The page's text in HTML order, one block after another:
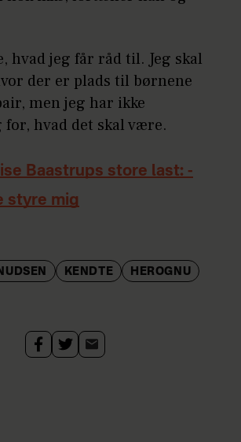
hvad jeg får råd til. Jeg skal
der er plads til børnene
men jeg har ikke
hvad det skal være.
Baastrups store last: -
styre mig
KENDTE HEROGNU